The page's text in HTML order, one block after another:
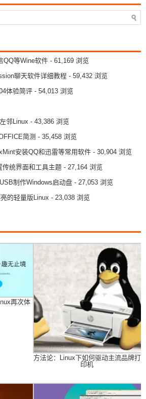
QQ等Wine软件 - 61,169 浏览
聊天软件详细教程 - 59,432 浏览
体验简评 - 54,013 浏览
邻Linux - 43,386 浏览
简测 - 35,458 浏览
安装QQ和迅雷等常用软件 - 30,904 浏览
统界面和工具主题 - 27,164 浏览
制作Windows启动盘 - 27,053 浏览
的轻量版Linux - 23,038 浏览
再次体
方法论：Linux下如何驱动主流品牌打
印机